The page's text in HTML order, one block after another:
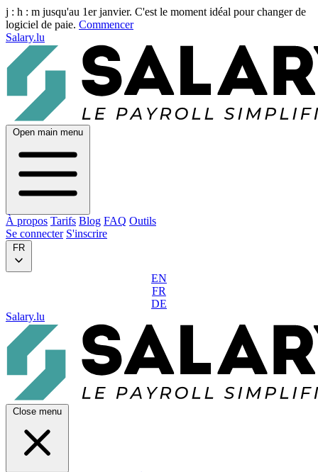
j : h : m jusqu'au 1er janvier. C'est le moment idéal pour changer de
logiciel de paie. Commencer
Salary.lu
Open main menu
À propos Tarifs Blog FAQ Outils
Se connecter S'inscrire
FR
EN
FR
DE
Salary.lu
Close menu